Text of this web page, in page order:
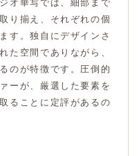
オ華写では、細部まで
り揃え、それぞれの個
す。独自にデザインさ
た空間でありながら、
のが特徴です。圧倒的
ーが、厳選した要素を
ることに定評があるの